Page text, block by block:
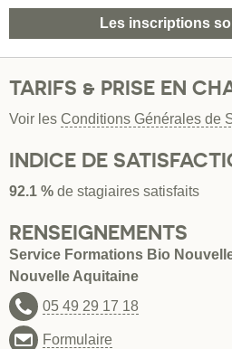
Les inscriptions
TARIFS & PRISE EN
Voir les Conditions Générales de
INDICE DE
92.1 % de stagiaires satisfaits
RENSEIGNEMENTS
Service Formations Bio
Nouvelle Aquitaine
05 49 29 17 18
Formulaire